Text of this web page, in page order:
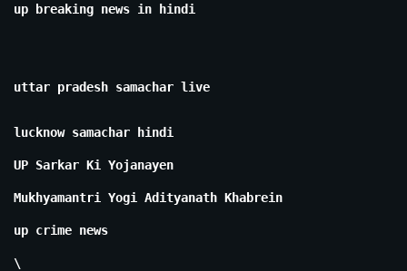
up breaking news in hindi
uttar pradesh samachar live
lucknow samachar hindi
UP Sarkar Ki Yojanayen
Mukhyamantri Yogi Adityanath Khabrein
up crime news
\